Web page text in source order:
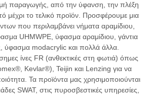
παραγωγής, από την ύφανση, την πλέξη
μέχρι το τελικό προϊόν. Προσφέρουμε μια
που περιλαμβάνει νήματα αραμίδιου,
UHMWPE, ύφασμα αραμίδιου, γάντια
ύφασμα modacrylic και πολλά άλλα.
ίνες FR (ανθεκτικές στη φωτιά) όπως
Kevlar®), Teijin και Lenzing για να
Τα προϊόντα μας χρησιμοποιούνται
SWAT, στις πυροσβεστικές υπηρεσίες,